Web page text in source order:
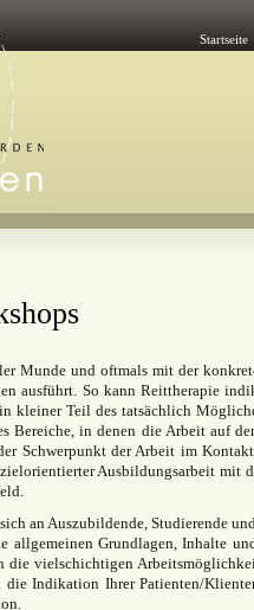
Startseite
Munde und oftmals mit der
ausführt. So kann Reittherapie
kleiner Teil des tatsächlich
Bereiche, in denen die Arbeit auf
Schwerpunkt der Arbeit im
Ausbildungsarbeit mit
an Auszubildende, Studierende
allgemeinen Grundlagen, Inhalte
die vielschichtigen
Indikation Ihrer Patienten/